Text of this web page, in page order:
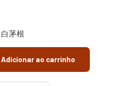
白茅根
Adicionar ao carrinho